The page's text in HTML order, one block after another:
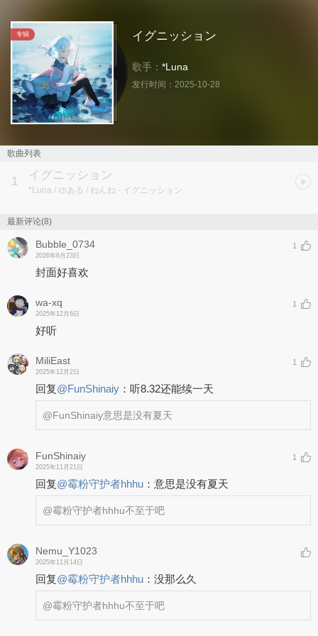
专辑 イグニッション
歌手： *Luna
发行时间： 2025-10-28
歌曲列表
1 イグニッション
*Luna / ゆある / ねんね - イグニッション
最新评论(8)
Bubble_0734
2026年6月23日
1
封面好喜欢
wa-xq
2025年12月6日
1
好听
MiliEast
2025年12月2日
1
回复@FunShinaiy ： 听8.32还能续一天
@FunShinaiy意思是没有夏天
FunShinaiy
2025年11月21日
1
回复@霉粉守护者hhhu ： 意思是没有夏天
@霉粉守护者hhhu不至于吧
Nemu_Y1023
2025年11月14日
回复@霉粉守护者hhhu ： 没那么久
@霉粉守护者hhhu不至于吧